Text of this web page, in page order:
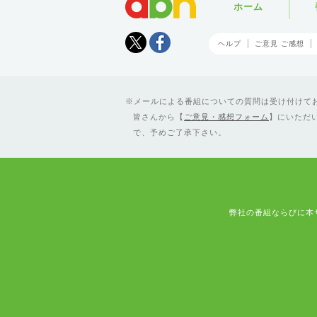
Tweet
ホーム
ヘルプ ご意見 ご感想
メールによる番組についての質問は受け付け
皆さんから【 ご意見・感想フォーム 】にいただ
で、予めご了承下さい。
弊社の番組ならびに